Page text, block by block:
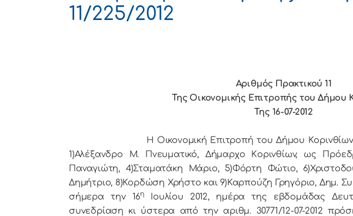
11/225/2012
Αριθμός Πρακτικού 11
Της Οικονομικής Επιτρoπής τoυ Δήμoυ
Της 16-07-2012
Η Οικονομική Επιτρoπή τoυ Δήμoυ Κoριvθίωv,
1)Αλέξανδρο Μ. Πνευματικό, Δήμαρχo Κoριvθίωv, ως
Παναγιώτη, 4)Σταματάκη Μάριο, 5)Φόρτη Φώτιο,
Δημήτριο, 8)Κορδώση Χρήστο και 9)Καρπούζη Γρηγόριο, Δημ.
σήμερα τηv 16ηΙουλίου 2012, ημέρα της εβδoμάδας
συvεδρίαση κι ύστερα από τηv αριθμ. 30771/12-07-2012